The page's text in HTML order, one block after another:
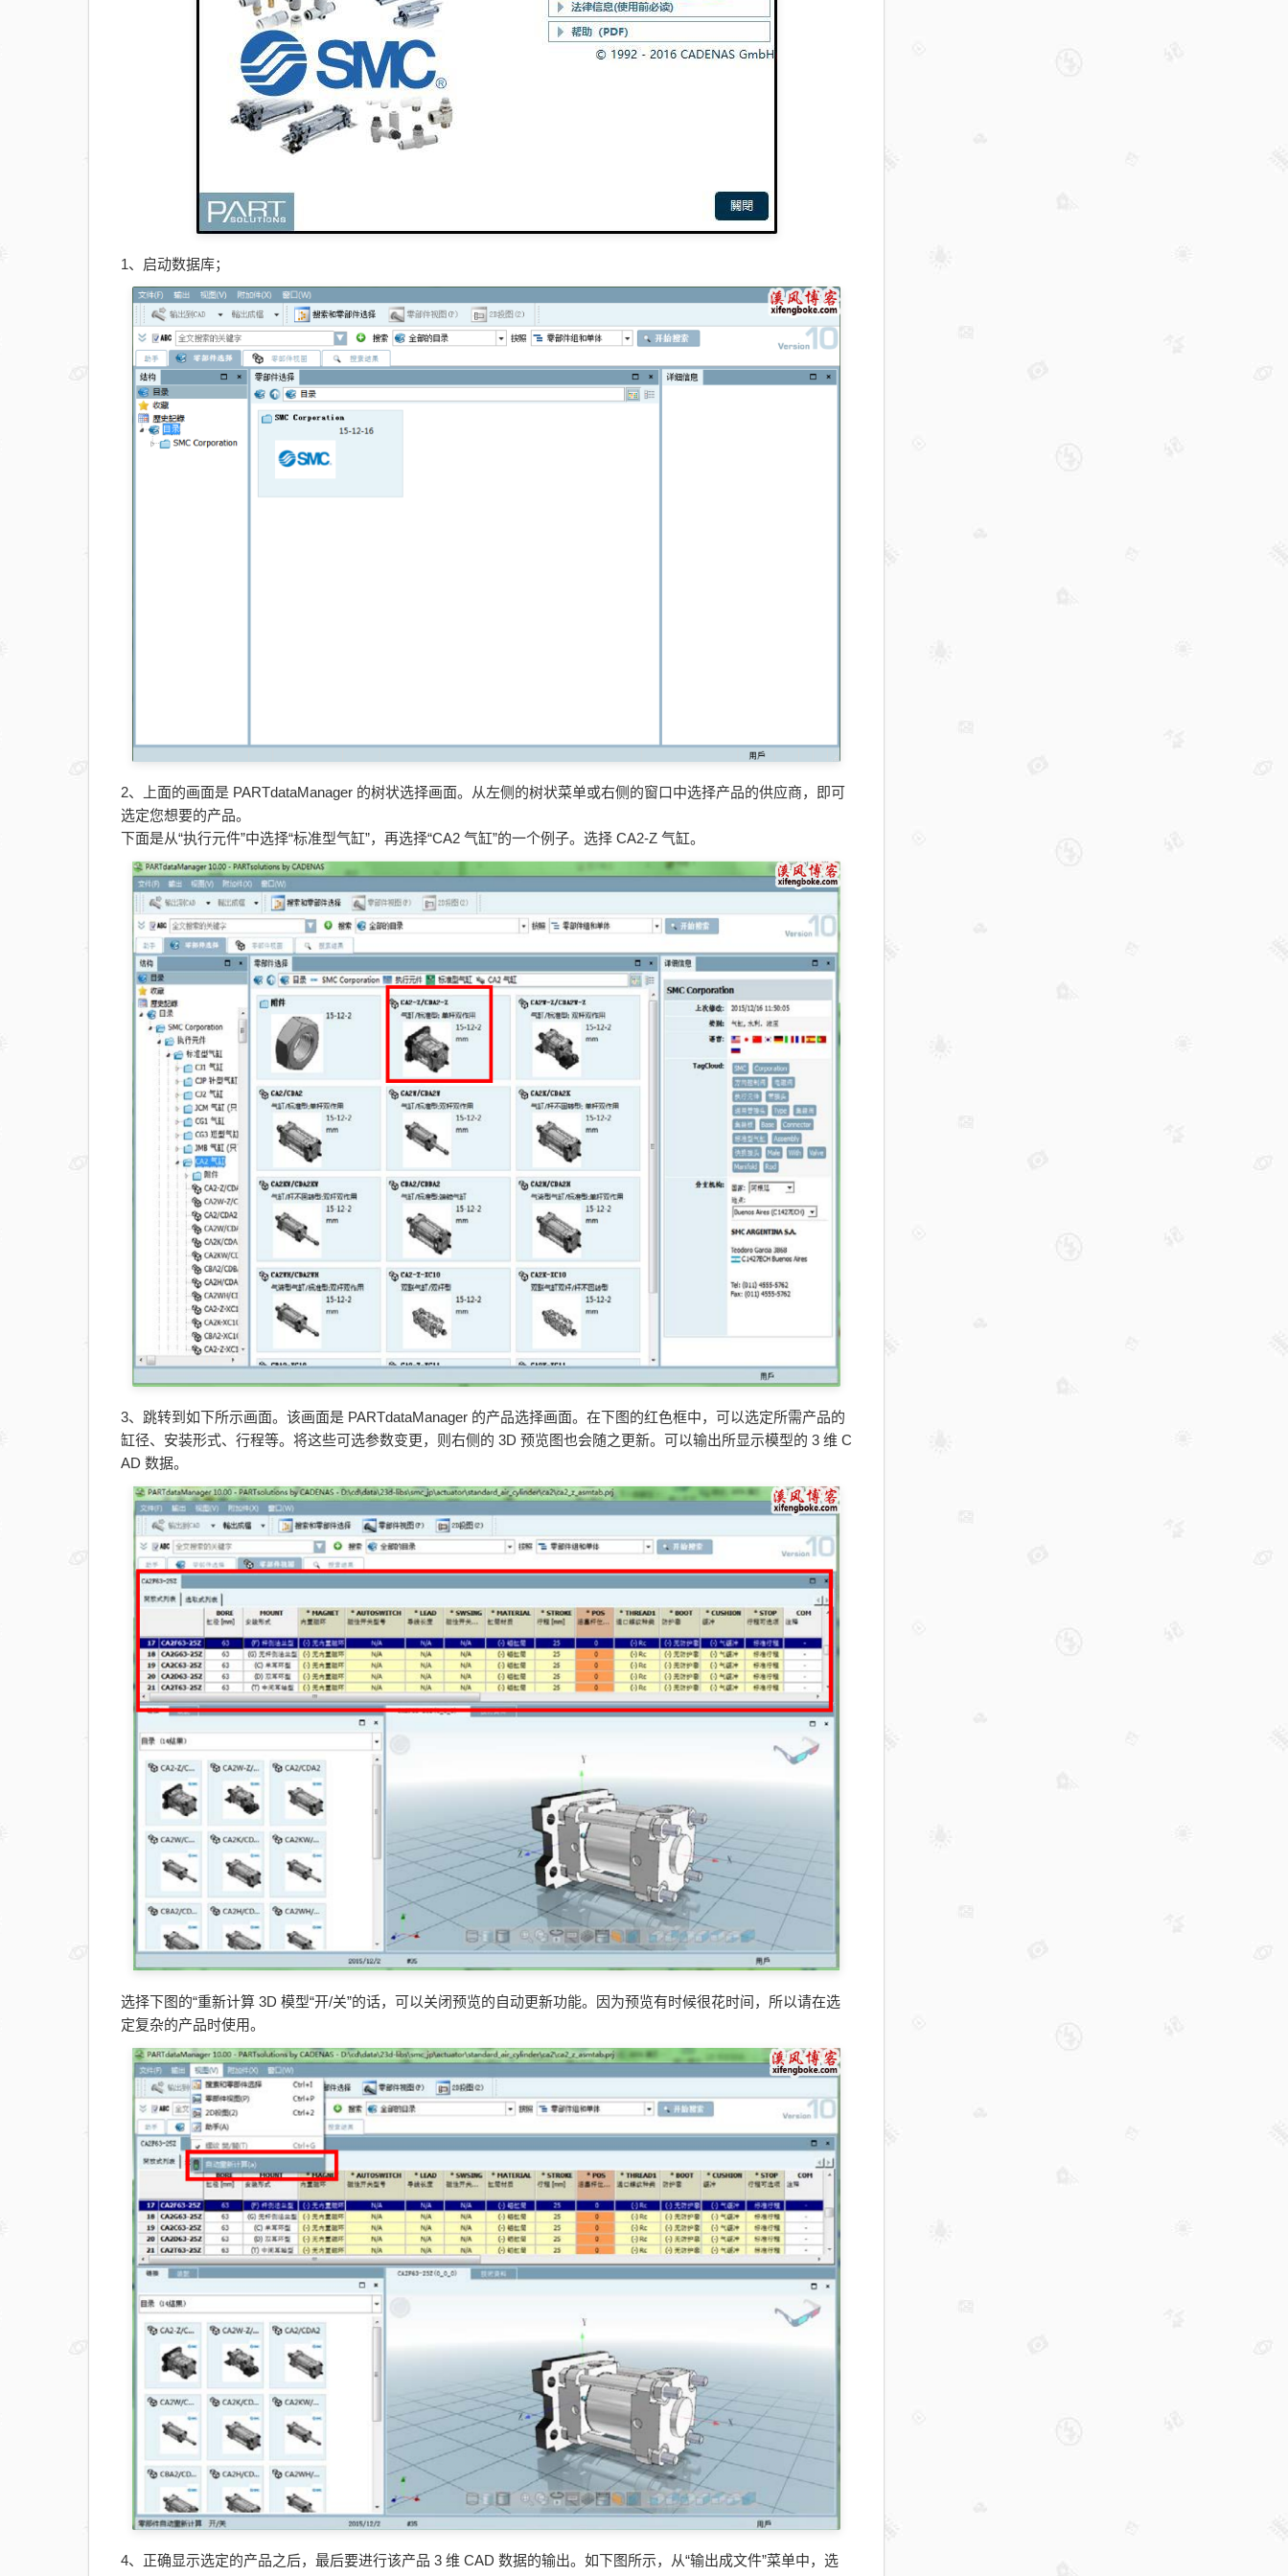
1、启动数据库；
2、上面的画面是 PARTdataManager 的树状选择画面。从左侧的树状菜单或右侧的窗口中选择产品的供应商，即可
选定您想要的产品。
下面是从“执行元件”中选择“标准型气缸”，再选择“CA2 气缸”的一个例子。选择 CA2-Z 气缸。
3、跳转到如下所示画面。该画面是 PARTdataManager 的产品选择画面。在下图的红色框中，可以选定所需产品的
缸径、安装形式、行程等。将这些可选参数变更，则右侧的 3D 预览图也会随之更新。可以输出所显示模型的 3 维 C
AD 数据。
选择下图的“重新计算 3D 模型“开/关”的话，可以关闭预览的自动更新功能。因为预览有时候很花时间，所以请在选
定复杂的产品时使用。
4、正确显示选定的产品之后，最后要进行该产品 3 维 CAD 数据的输出。如下图所示，从“输出成文件”菜单中，选